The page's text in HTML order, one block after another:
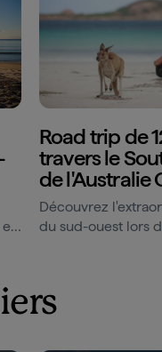
Road trip de
travers le
de l'Australie
Découvrez
du sud-ouest lors